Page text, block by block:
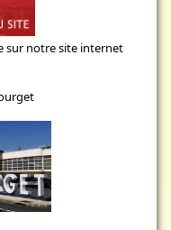
sur notre site internet